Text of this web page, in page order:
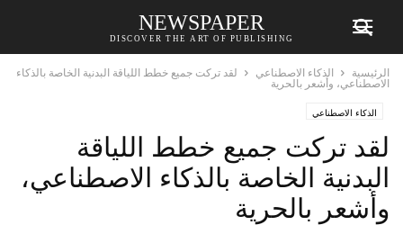
NEWSPAPER
DISCOVER THE ART OF PUBLISHING
الرئيسية الذكاء الاصطناعي
لقد تركت جميع خطط اللياقة البدنية الخاصة بالذكاء
الاصطناعي، وأشعر بالحرية
الذكاء الاصطناعي
لقد تركت جميع خطط اللياقة
البدنية الخاصة بالذكاء الاصطناعي،
وأشعر بالحرية